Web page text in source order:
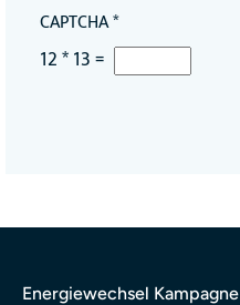
b
o
x
CAPTCHA*
12*13=
Energiewechsel Kampagne